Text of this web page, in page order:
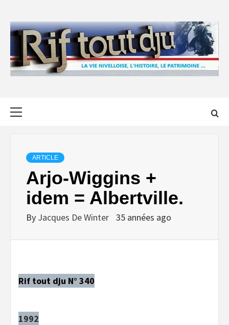
content
ARTICLE
Arjo-Wiggins +
idem = Albertville.
By Jacques De Winter 35 années ago
Rif tout dju N° 340
1992